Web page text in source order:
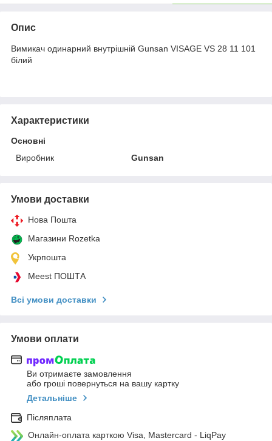
Опис
Вимикач одинарний внутрішній Gunsan VISAGE VS 28 11 101
білий
Характеристики
Основні
Виробник
Gunsan
Умови доставки
Нова Пошта
Магазини Rozetka
Укрпошта
Meest ПОШТА
Всі умови доставки
Умови оплати
Ви отримаєте замовлення
або гроші повернуться на вашу картку
Детальніше
Післяплата
Онлайн-оплата карткою Visa, Mastercard - LiqPay